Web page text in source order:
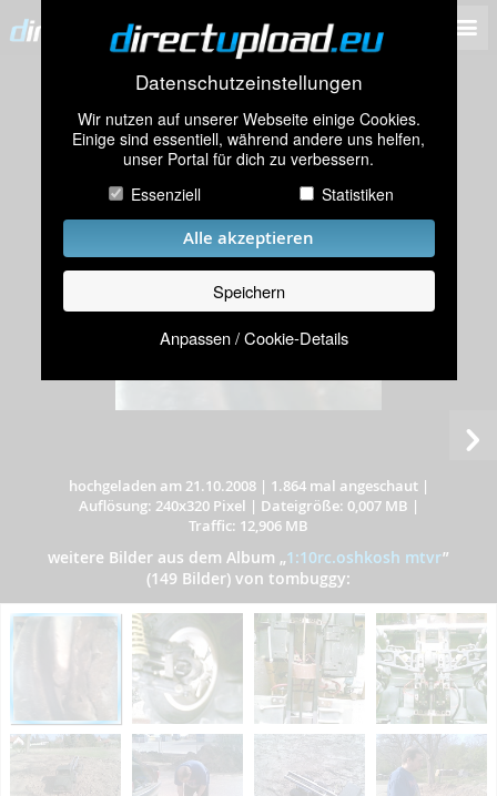
Datenschutzeinstellungen
Wir nutzen auf unserer Webseite einige Cookies.
Einige sind essentiell, während andere uns helfen,
unser Portal für dich zu verbessern.
Essenziell
Statistiken
Alle akzeptieren
Speichern
Anpassen / Cookie-Details
hochgeladen am 21.10.2008| 1.864 mal angeschaut|
Auflösung: 240x320 Pixel | Dateigröße: 0,007 MB |
Traffic: 12,906 MB
weitere Bilder aus dem Album „1:10rc.oshkosh mtvr”
(149 Bilder) von tombuggy: